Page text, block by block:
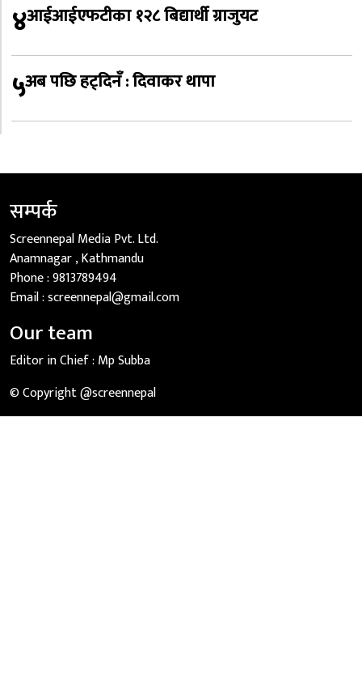
४आईआईएफटीका १२८ बिद्यार्थी ग्राजुयट
५अब पछि हट्दिनँ : दिवाकर थापा
सम्पर्क
Screennepal Media Pvt. Ltd.
Anamnagar , Kathmandu
Phone :9813789494
Email :screennepal@gmail.com
Our team
Editor in Chief : Mp Subba
© Copyright @screennepal